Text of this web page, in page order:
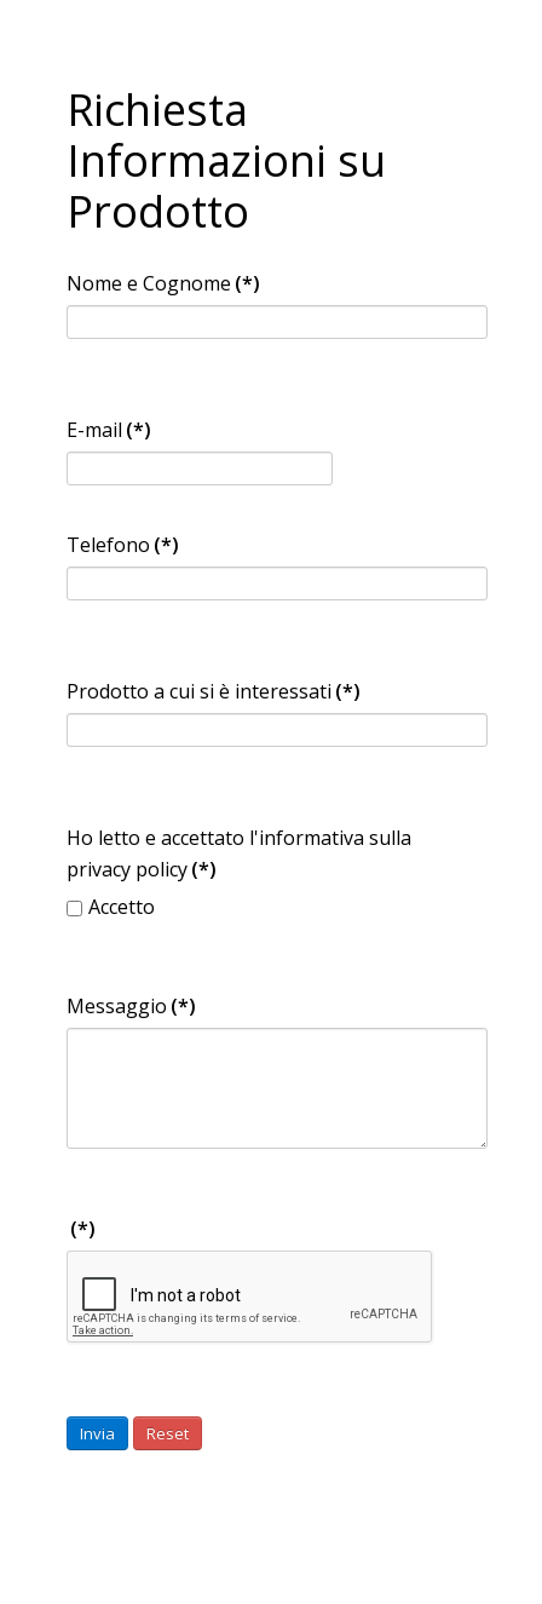
Richiesta
Informazioni su
Prodotto
Nome e Cognome (*)
E-mail (*)
Telefono (*)
Prodotto a cui si è interessati (*)
Ho letto e accettato l'informativa sulla
privacy policy(*)
Accetto
Messaggio (*)
(*)
Invia Reset